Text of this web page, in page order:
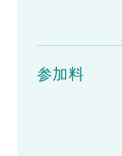
参加料